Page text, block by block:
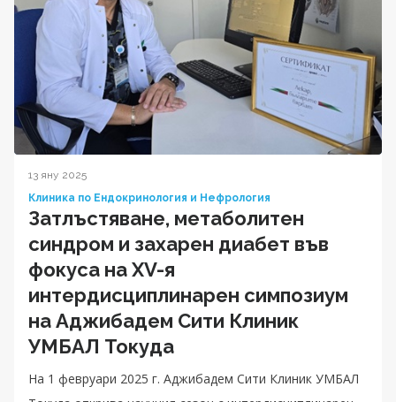
13 яну 2025
Клиника по Ендокринология и Нефрология
Затлъстяване, метаболитен
синдром и захарен диабет във
фокуса на XV-я
интердисциплинарен симпозиум
на Аджибадем Сити Клиник
УМБАЛ Токуда
На 1 февруари 2025 г. Аджибадем Сити Клиник УМБАЛ